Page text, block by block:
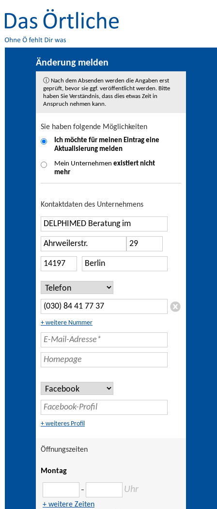
Änderung melden
ⓘ Nach dem Absenden werden die Angaben erst
geprüft, bevor sie ggf. veröffentlicht werden. Bitte
haben Sie Verständnis, dass dies etwas Zeit in
Anspruch nehmen kann.
Sie haben folgende Möglichkeiten
Ich möchte für meinen Eintrag eine
Aktualisierung melden
Mein Unternehmen existiert nicht
mehr
Kontaktdaten des Unternehmens
+ weitere Nummer
+ weiteres Profil
Öffnungszeiten
Montag
– Uhr
+ weitere Zeiten